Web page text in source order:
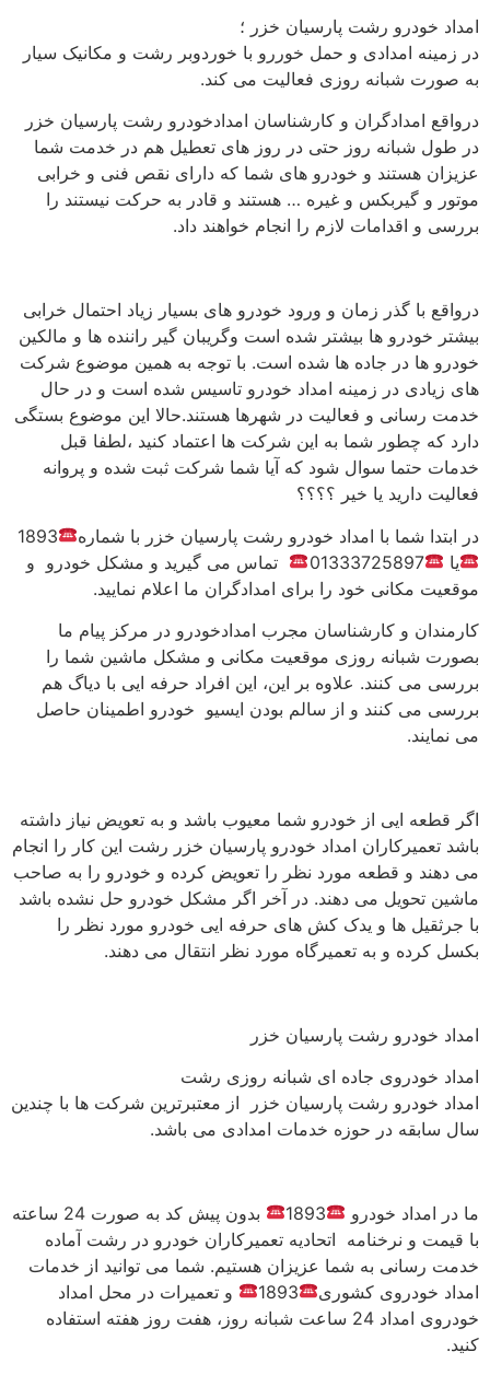
امداد خودرو رشت پارسیان خزر ؛
در زمینه امدادی و حمل خوررو با خوردوبر رشت و مکانیک سیار
به صورت شبانه روزی فعالیت می کند.
درواقع امدادگران و کارشناسان امدادخودرو رشت پارسیان خزر
در طول شبانه روز حتی در روز های تعطیل هم در خدمت شما
عزیزان هستند و خودرو های شما که دارای نقص فنی و خرابی
موتور و گیربکس و غیره … هستند و قادر به حرکت نیستند را
بررسی و اقدامات لازم را انجام خواهند داد.
درواقع با گذر زمان و ورود خودرو های بسیار زیاد احتمال خرابی
بیشتر خودرو ها بیشتر شده است وگریبان گیر راننده ها و مالکین
خودرو ها در جاده ها شده است. با توجه به همین موضوع شرکت
های زیادی در زمینه امداد خودرو تاسیس شده است و در حال
خدمت رسانی و فعالیت در شهرها هستند.حالا این موضوع بستگی
دارد که چطور شما به این شرکت ها اعتماد کنید ،لطفا قبل
خدمات حتما سوال شود که آیا شما شرکت ثبت شده و پروانه
فعالیت دارید یا خیر ؟؟؟؟
در ابتدا شما با امداد خودرو رشت پارسیان خزر با شماره
1893
یا
01333725897
تماس می گیرید و مشکل خودرو و
موقعیت مکانی خود را برای امدادگران ما اعلام نمایید.
کارمندان و کارشناسان مجرب امدادخودرو در مرکز پیام ما
بصورت شبانه روزی موقعیت مکانی و مشکل ماشین شما را
بررسی می کنند. علاوه بر این، این افراد حرفه ایی با دیاگ هم
بررسی می کنند و از سالم بودن ایسیو خودرو اطمینان حاصل
می نمایند.
اگر قطعه ایی از خودرو شما معیوب باشد و به تعویض نیاز داشته
باشد تعمیرکاران امداد خودرو پارسیان خزر رشت این کار را انجام
می دهند و قطعه مورد نظر را تعویض کرده و خودرو را به صاحب
ماشین تحویل می دهند. در آخر اگر مشکل خودرو حل نشده باشد
با جرثقیل ها و یدک کش های حرفه ایی خودرو مورد نظر را
بکسل کرده و به تعمیرگاه مورد نظر انتقال می دهند.
امداد خودرو رشت پارسیان خزر
امداد خودروی جاده ای شبانه روزی رشت
امداد خودرو رشت پارسیان خزر از معتبرترین شرکت‌ ها با چندین
سال سابقه در حوزه خدمات امدادی می باشد.
ما در امداد خودرو 1893
بدون پیش کد به صورت 24 ساعته
با قیمت و نرخنامه اتحادیه تعمیرکاران خودرو در رشت آماده
خدمت رسانی به شما عزیزان هستیم. شما می توانید از خدمات
امداد خودروی کشوری
1893
و تعمیرات در محل امداد
خودروی امداد 24 ساعت شبانه روز، هفت روز هفته استفاده
کنید.